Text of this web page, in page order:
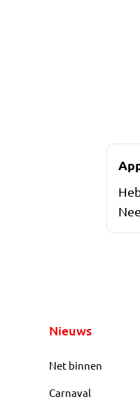
Nieuws
Net binnen
Carnaval